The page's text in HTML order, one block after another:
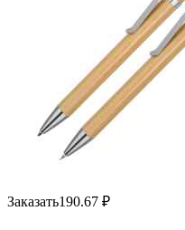
Заказать190.67 ₽